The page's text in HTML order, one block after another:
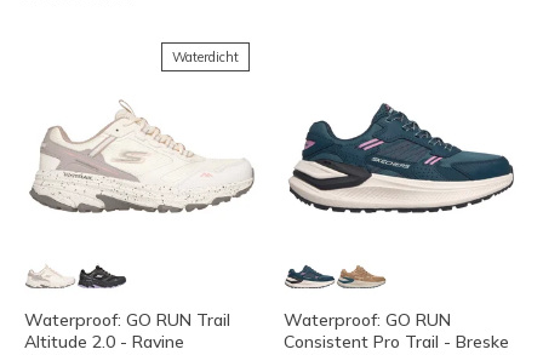
Waterdicht
Waterproof: GO RUN Trail
Altitude 2.0 - Ravine
Waterproof: GO RUN
Consistent Pro Trail - Breske